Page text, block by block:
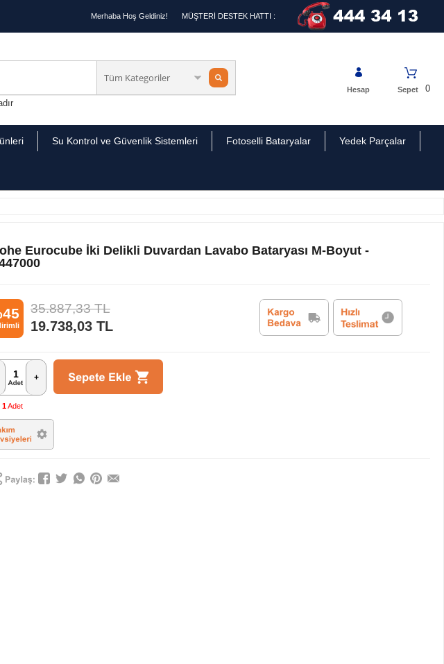
Merhaba Hoş Geldiniz! MÜŞTERİ DESTEK HATTI :
0
Sepet
Hesap
Su Kontrol ve Güvenlik Sistemleri Fotoselli Bataryalar Yedek Parçalar
Eurocube İki Delikli Duvardan Lavabo Bataryası M-Boyut -
35.887,33TL
19.738,03 TL
+
1Adet